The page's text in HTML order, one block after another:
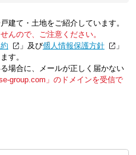
建て・土地をご紹介しています。
んので、ご注意ください。
」及び「個人情報保護方針
」
す。
場合に、メールが正しく届かない
group.com」のドメインを受信で